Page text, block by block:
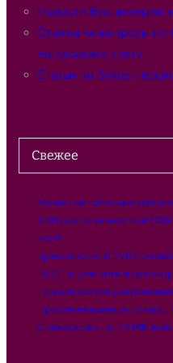
Новости
Ответы на вопросы по
налоговому учёту
Статьи по
Свежее
Может ли самозанятый
КЭП для отчетности в
2026
Транспортный ЭДО:
НДС по длящимся
Единая форма
Прослеживаемые
Стажировка по ТК РФ: